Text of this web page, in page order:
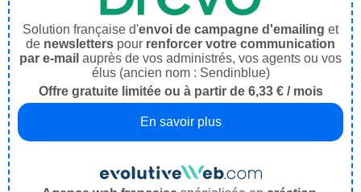
Solution française d'envoi de campagne d'emailing et
de newsletters pour renforcer votre communication
par e-mail auprès de vos administrés, vos agents ou vos
élus (ancien nom : Sendinblue)
Offre gratuite limitée ou à partir de 6,33 € / mois
En savoir plus